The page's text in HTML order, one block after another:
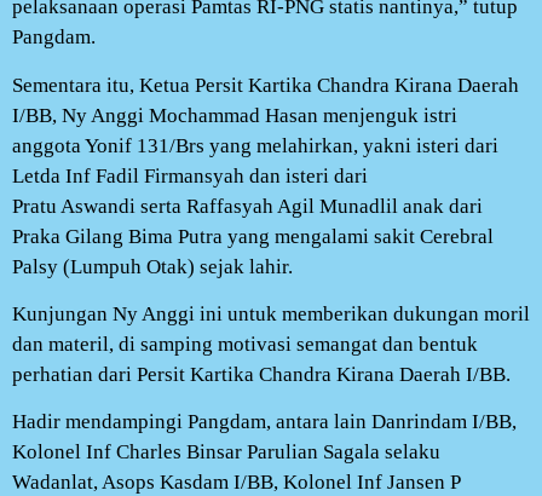
pelaksanaan operasi Pamtas RI-PNG statis nantinya,” tutup
Pangdam.
Sementara itu, Ketua Persit Kartika Chandra Kirana Daerah
I/BB, Ny Anggi Mochammad Hasan menjenguk istri
anggota Yonif 131/Brs yang melahirkan, yakni isteri dari
Letda Inf Fadil Firmansyah dan isteri dari
Pratu Aswandi serta Raffasyah Agil Munadlil anak dari
Praka Gilang Bima Putra yang mengalami sakit Cerebral
Palsy (Lumpuh Otak) sejak lahir.
Kunjungan Ny Anggi ini untuk memberikan dukungan moril
dan materil, di samping motivasi semangat dan bentuk
perhatian dari Persit Kartika Chandra Kirana Daerah I/BB.
Hadir mendampingi Pangdam, antara lain Danrindam I/BB,
Kolonel Inf Charles Binsar Parulian Sagala selaku
Wadanlat, Asops Kasdam I/BB, Kolonel Inf Jansen P